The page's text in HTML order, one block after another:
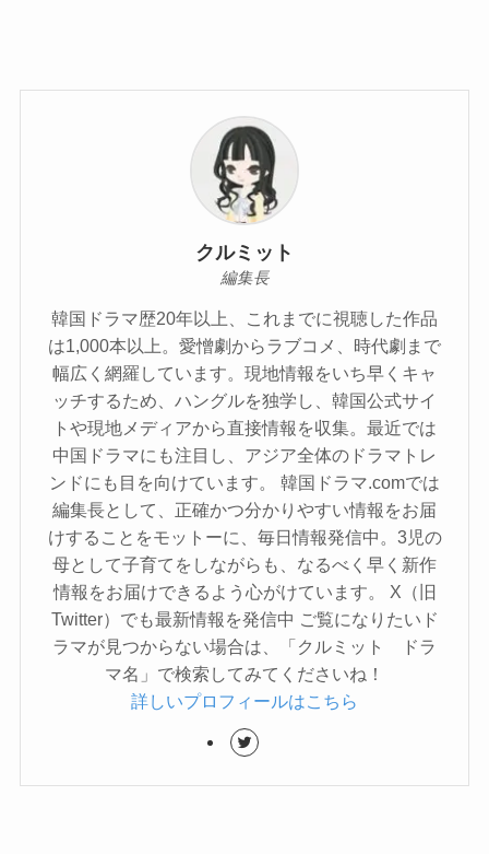
クルミット
編集長
韓国ドラマ歴20年以上、これまでに視聴した作品
は1,000本以上。愛憎劇からラブコメ、時代劇まで
幅広く網羅しています。現地情報をいち早くキャ
ッチするため、ハングルを独学し、韓国公式サイ
トや現地メディアから直接情報を収集。最近では
中国ドラマにも注目し、アジア全体のドラマトレ
ンドにも目を向けています。 韓国ドラマ.comでは
編集長として、正確かつ分かりやすい情報をお届
けすることをモットーに、毎日情報発信中。3児の
母として子育てをしながらも、なるべく早く新作
情報をお届けできるよう心がけています。 X（旧
Twitter）でも最新情報を発信中 ご覧になりたいド
ラマが見つからない場合は、「クルミット ドラ
マ名」で検索してみてくださいね！
詳しいプロフィールはこちら